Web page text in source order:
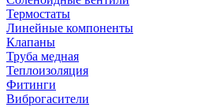
Термостаты
Линейные компоненты
Клапаны
Труба медная
Теплоизоляция
Фитинги
Виброгасители